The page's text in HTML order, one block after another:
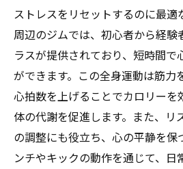
ストレスをリセットするのに最適
周辺のジムでは、初心者から経験
ラスが提供されており、短時間で
ができます。この全身運動は筋力
心拍数を上げることでカロリーを
体の代謝を促進します。また、リ
の調整にも役立ち、心の平静を保
ンチやキックの動作を通じて、日